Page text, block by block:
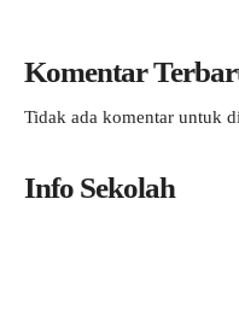
Komentar
Tidak ada komentar untuk
Info Sekolah